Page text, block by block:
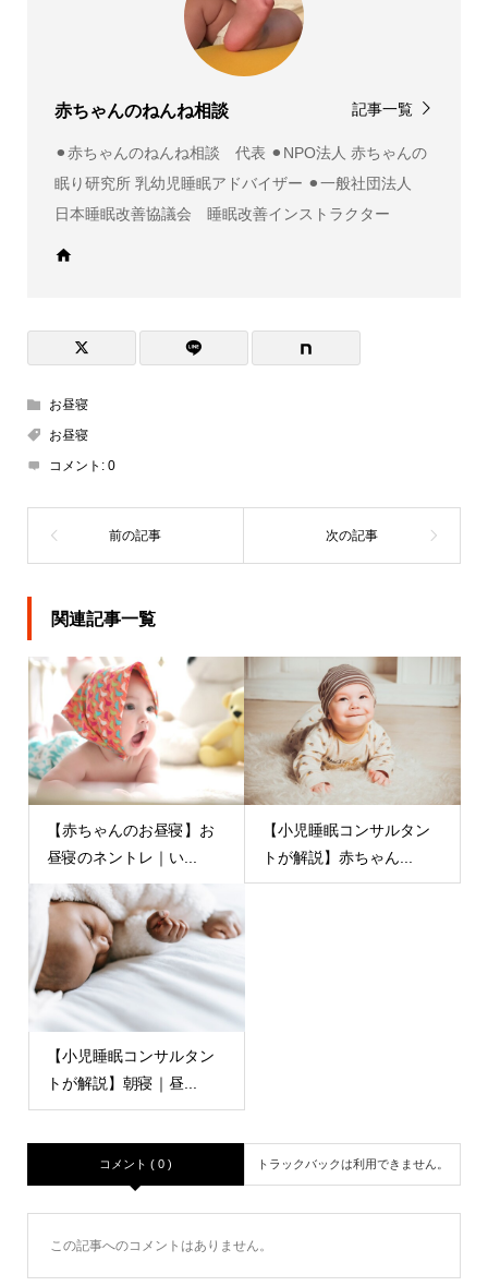
記事一覧
赤ちゃんのねんね相談
⚫︎赤ちゃんのねんね相談 代表 ⚫︎NPO法人 赤ちゃんの
眠り研究所 乳幼児睡眠アドバイザー ⚫︎一般社団法人
日本睡眠改善協議会 睡眠改善インストラクター
お昼寝
お昼寝
コメント: 0
関連記事一覧
【赤ちゃんのお昼寝】お
昼寝のネントレ｜い...
【小児睡眠コンサルタン
トが解説】赤ちゃん...
【小児睡眠コンサルタン
トが解説】朝寝｜昼...
コメント ( 0 ) トラックバックは利用できません。
この記事へのコメントはありません。